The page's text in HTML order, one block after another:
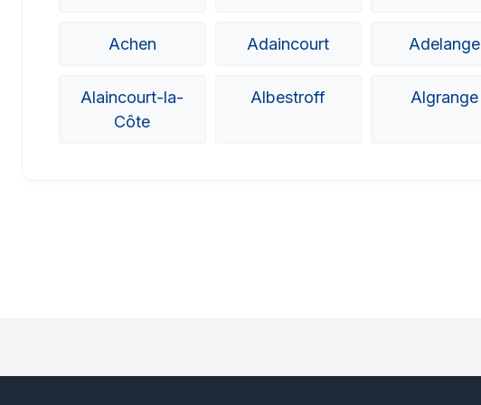
Achen Adaincourt Adelange
Alaincourt-la-
Côte
Albestroff Algrange